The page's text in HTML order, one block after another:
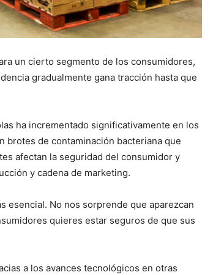
un cierto segmento de los consumidores,
gradualmente gana tracción hasta que
ha incrementado significativamente en los
de contaminación bacteriana que
afectan la seguridad del consumidor y
y cadena de marketing.
esencial. No nos sorprende que aparezcan
quieres estar seguros de que sus
a los avances tecnológicos en otras